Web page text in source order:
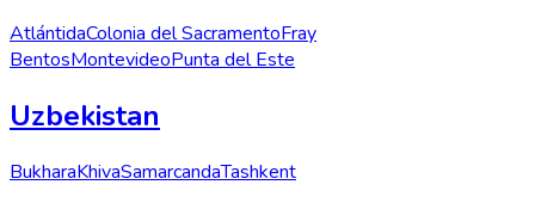
AtlántidaColonia del SacramentoFray
BentosMontevideoPunta del Este
Uzbekistan
BukharaKhivaSamarcandaTashkent